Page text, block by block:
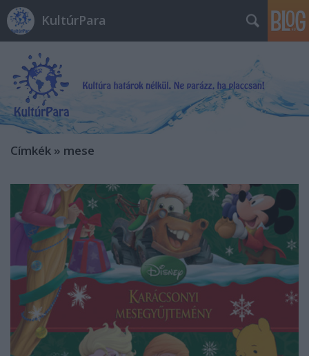
KultúrPara
Címkék » mese